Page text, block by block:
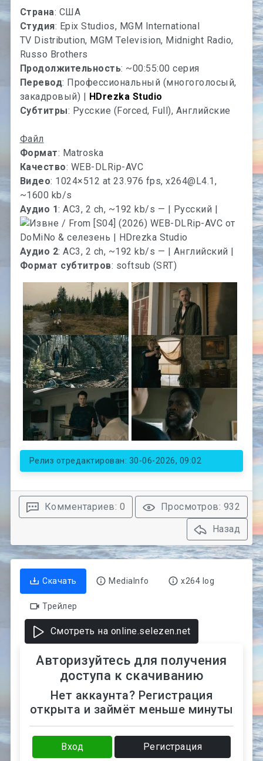
Страна: США
Студия: Epix Studios, MGM International
TV Distribution, MGM Television, Midnight Radio,
Russo Brothers
Продолжительность: ~00:55:00 серия
Перевод: Профессиональный (многоголосый,
закадровый) | HDrezka Studio
Субтитры: Русские (Forced, Full), Английские
Файл
Формат: Matroska
Качество: WEB-DLRip-AVC
Видео: 1024×512 at 23.976 fps,x264@L4.1,
~1600 kb/s
Аудио 1: AC3, 2 ch, ~192 kb/s — | Русский |
Аудио 2: AC3, 2 ch, ~192 kb/s — | Английский |
Формат субтитров: softsub (SRT)
Релиз отредактирован: 30-06-2026, 09:02
Комментариев: 0
Просмотров: 932
Назад
Скачать MediaInfo x264 log
Трейлер
Смотреть на online.selezen.net
Авторизуйтесь для получения
доступа к скачиванию
Нет аккаунта? Регистрация
открыта и займёт меньше минуты
Вход Регистрация